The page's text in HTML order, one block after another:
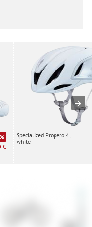
€
Specialized Propero 4,
white